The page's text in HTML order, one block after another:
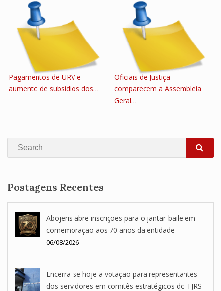
Pagamentos de URV e
aumento de subsídios dos…
Oficiais de Justiça
comparecem a Assembleia
Geral…
Search
Postagens Recentes
Abojeris abre inscrições para o jantar-baile em
comemoração aos 70 anos da entidade
06/08/2026
Encerra-se hoje a votação para representantes
dos servidores em comitês estratégicos do TJRS